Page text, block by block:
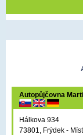
Autopůjčovna
Hálkova 934
73801, Frýdek -